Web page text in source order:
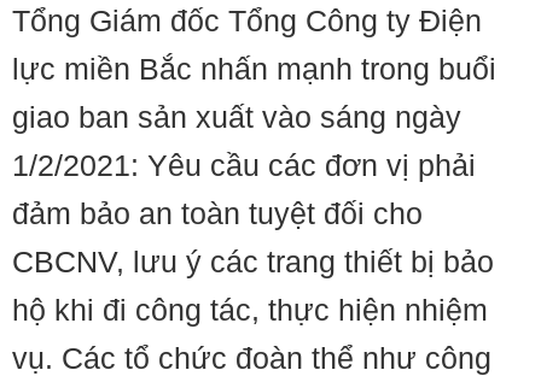
Tổng Giám đốc Tổng Công ty Điện
lực miền Bắc nhấn mạnh trong buổi
giao ban sản xuất vào sáng ngày
1/2/2021: Yêu cầu các đơn vị phải
đảm bảo an toàn tuyệt đối cho
CBCNV, lưu ý các trang thiết bị bảo
hộ khi đi công tác, thực hiện nhiệm
vụ. Các tổ chức đoàn thể như công